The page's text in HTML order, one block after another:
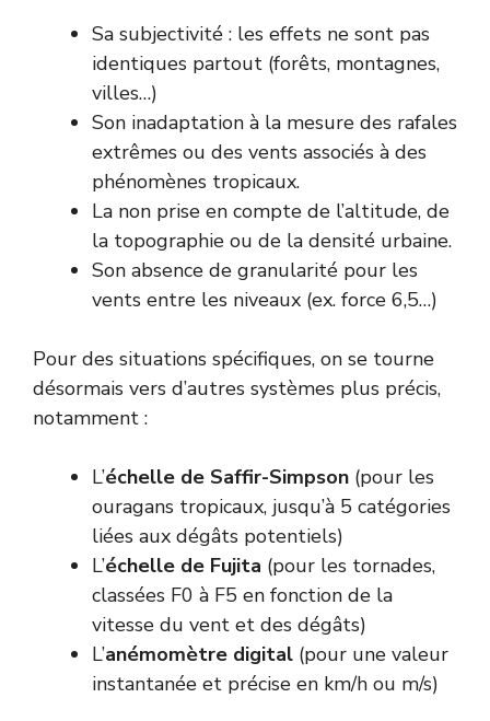
Sa subjectivité : les effets ne sont pas
identiques partout (forêts, montagnes,
villes…)
Son inadaptation à la mesure des rafales
extrêmes ou des vents associés à des
phénomènes tropicaux.
La non prise en compte de l’altitude, de
la topographie ou de la densité urbaine.
Son absence de granularité pour les
vents entre les niveaux (ex. force 6,5…)
Pour des situations spécifiques, on se tourne
désormais vers d’autres systèmes plus précis,
notamment :
L’échelle de Saffir-Simpson (pour les
ouragans tropicaux, jusqu’à 5 catégories
liées aux dégâts potentiels)
L’échelle de Fujita (pour les tornades,
classées F0 à F5 en fonction de la
vitesse du vent et des dégâts)
L’anémomètre digital (pour une valeur
instantanée et précise en km/h ou m/s)